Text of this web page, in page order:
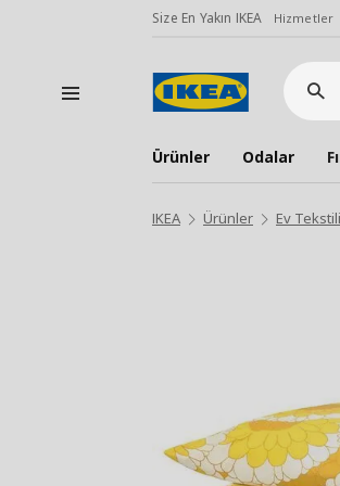
Size En Yakın IKEA Hizmetler
Ürün
Ara
Ürünler Odalar
IKEA Ürünler Ev Tekstili